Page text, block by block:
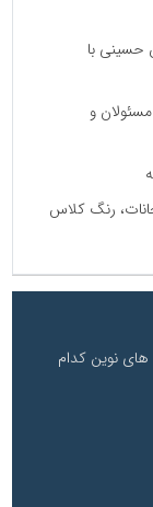
حسینی با
و
رنگ کلاس
های نوین کدام